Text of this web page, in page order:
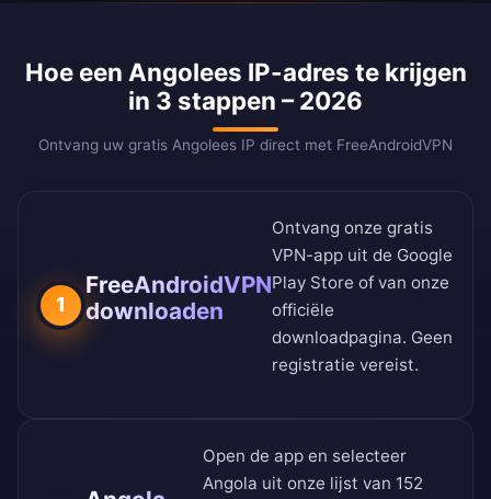
Hoe een Angolees IP-adres te krijgen
in 3 stappen – 2026
Ontvang uw gratis Angolees IP direct met FreeAndroidVPN
1
FreeAndroidVPN
downloaden
Ontvang onze gratis
VPN-app uit de Google
Play Store of van onze
officiële
downloadpagina. Geen
registratie vereist.
Open de app en selecteer
Angola uit onze lijst van 152